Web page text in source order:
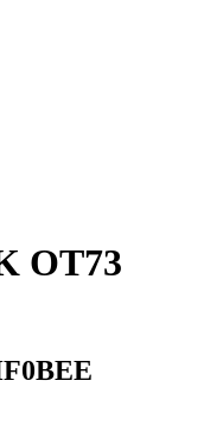
OT73